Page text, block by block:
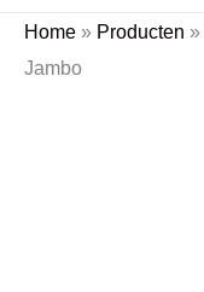
Home » Producten »
Jambo
Jollein
Vormenstoof